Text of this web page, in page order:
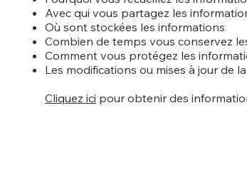
Avec qui vous partagez les
Où sont stockées les informations
Combien de temps vous conservez
Comment vous protégez les
Les modifications ou mises à jour de
Cliquez ici pour obtenir des